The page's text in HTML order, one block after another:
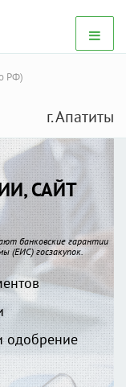
РФ)
г. Апатиты
САЙТ
банковские гарантии
(ЕИС) госзакупок.
одобрение